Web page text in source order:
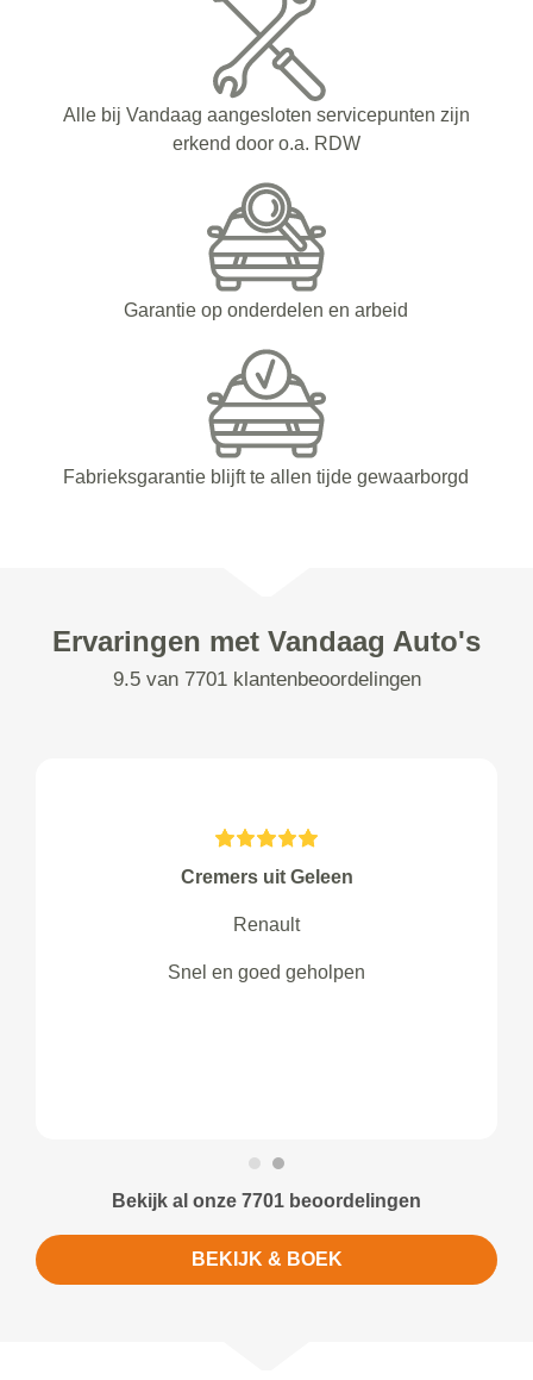
Alle bij Vandaag aangesloten servicepunten zijn
erkend door o.a. RDW
Garantie op onderdelen en arbeid
Fabrieksgarantie blijft te allen tijde gewaarborgd
Ervaringen met Vandaag Auto's
9.5 van 7701 klantenbeoordelingen
Cremers uit Geleen
Renault
Snel en goed geholpen
Bekijk al onze 7701 beoordelingen
BEKIJK & BOEK